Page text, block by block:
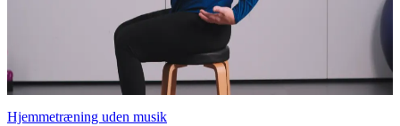
Hjemmetræning uden musik